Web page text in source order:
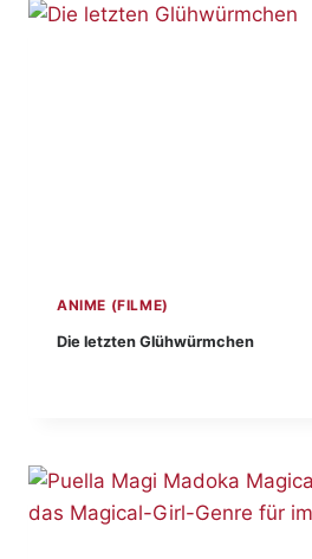
ANIME (FILME)
Die letzten Glühwürmchen